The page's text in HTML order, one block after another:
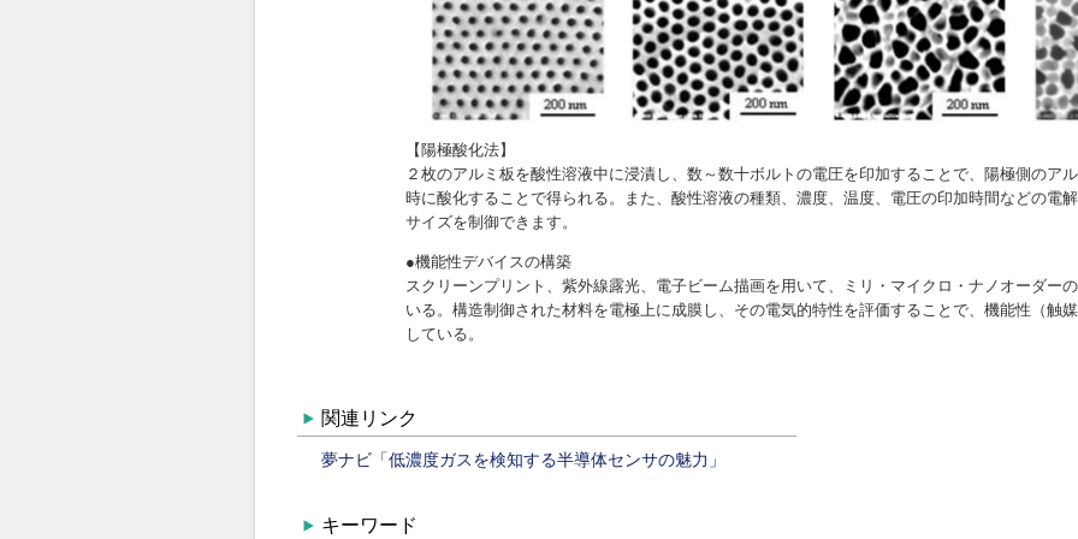
関連リンク
夢ナビ「低濃度ガスを検知する半導体センサの魅力」
キーワード